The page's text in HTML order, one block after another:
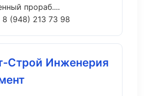
прораб....
8 (948) 213 73 98
Строй Инженерия